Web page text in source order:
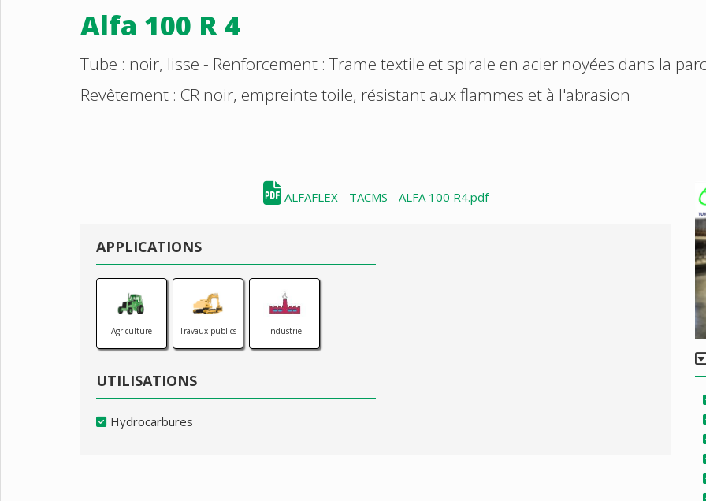
Alfa 100 R 4
Tube : noir, lisse - Renforcement : Trame textile et spirale en acier noyées dans la
Revêtement : CR noir, empreinte toile, résistant aux flammes et à l'abrasion
ALFAFLEX - TACMS - ALFA 100 R4.pdf
APPLICATIONS
Agriculture Travaux publics Industrie
UTILISATIONS
Hydrocarbures